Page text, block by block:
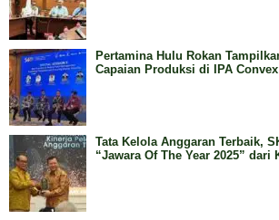
Pertamina Hulu Rokan
Capaian Produksi di IPA Convex
Tata Kelola Anggaran Terbaik,
“Jawara Of The Year 2025” dari